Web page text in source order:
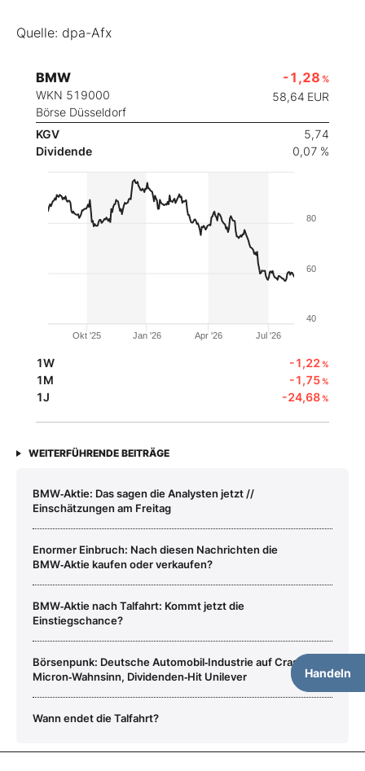
Quelle: dpa-Afx
BMW
WKN 519000
Börse Düsseldorf
-1,28 %
58,64 EUR
KGV
5,74
Dividende
0,07 %
Handeln
Okt '25 Jan '26 Apr '26 Jul '26
40
60
80
1W -1,22%
1M -1,75%
1J -24,68%
WEITERFÜHRENDE BEITRÄGE
BMW‑Aktie: Das sagen die Analysten jetzt //
Einschätzungen am Freitag
Enormer Einbruch: Nach diesen Nachrichten die
BMW‑Aktie kaufen oder verkaufen?
BMW‑Aktie nach Talfahrt: Kommt jetzt die
Einstiegschance?
Börsenpunk: Deutsche Automobil‑Industrie auf Crashkurs ‑
Micron‑Wahnsinn, Dividenden‑Hit Unilever
Wann endet die Talfahrt?